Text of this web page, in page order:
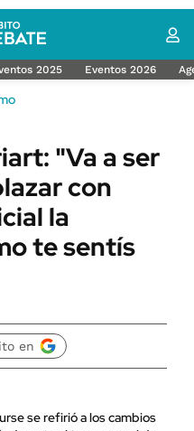
2025 Eventos 2026
"Va a ser
con
la
te sentís
en
se refirió a los cambios